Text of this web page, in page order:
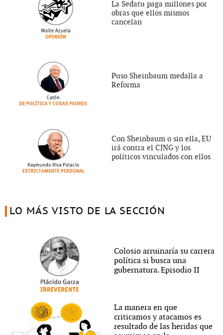
La Sedatu paga millones por
obras que ellos mismos
cancelan
Puso Sheinbaum medalla a
Reforma
Con Sheinbaum o sin ella, EU
irá contra el CJNG y los
políticos vinculados con ellos
LO MÁS VISTO DE LA SECCIÓN
Colosio arruinaría su carrera
política si busca una
gubernatura. Episodio II
La manera en que
criticamos y atacamos es
resultado de las heridas que